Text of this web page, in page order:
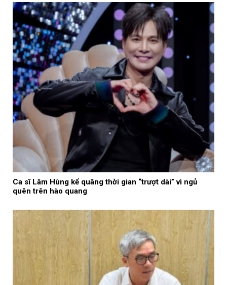
Ca sĩ Lâm Hùng kể quãng thời gian “trượt dài” vì ngủ
quên trên hào quang